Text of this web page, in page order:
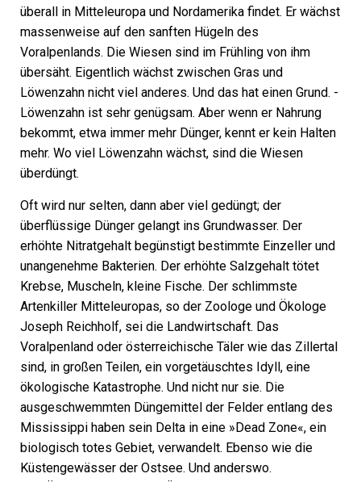
überall in Mitteleuropa und Nordamerika findet. Er wächst
massenweise auf den sanften Hügeln des
Voralpenlands. Die Wiesen sind im Frühling von ihm
übersäht. Eigentlich wächst zwischen Gras und
Löwenzahn nicht viel anderes. Und das hat einen Grund. ­
Löwenzahn ist sehr genügsam. Aber wenn er Nahrung
bekommt, etwa immer mehr Dünger, kennt er kein Halten
mehr. Wo viel Löwenzahn wächst, sind die Wiesen
überdüngt.
Oft wird nur selten, dann aber viel gedüngt; der
überflüssige Dünger gelangt ins Grundwasser. Der
erhöhte Nitratgehalt begünstigt bestimmte Einzeller und
unangenehme Bakterien. Der erhöhte Salzgehalt tötet
Krebse, Muscheln, kleine Fische. Der schlimmste
Artenkiller Mitteleuropas, so der Zoologe und Ökologe
Joseph Reichholf, sei die Landwirtschaft. Das
Voralpenland oder österreichische Täler wie das Zillertal
sind, in großen Teilen, ein vorgetäuschtes Idyll, eine
ökologische Katastrophe. Und nicht nur sie. Die
ausgeschwemmten Düngemittel der Felder entlang des
Mississippi haben sein Delta in eine »Dead Zone«, ein
biologisch totes Gebiet, verwandelt. Ebenso wie die
Küstengewässer der Ostsee. Und anderswo.